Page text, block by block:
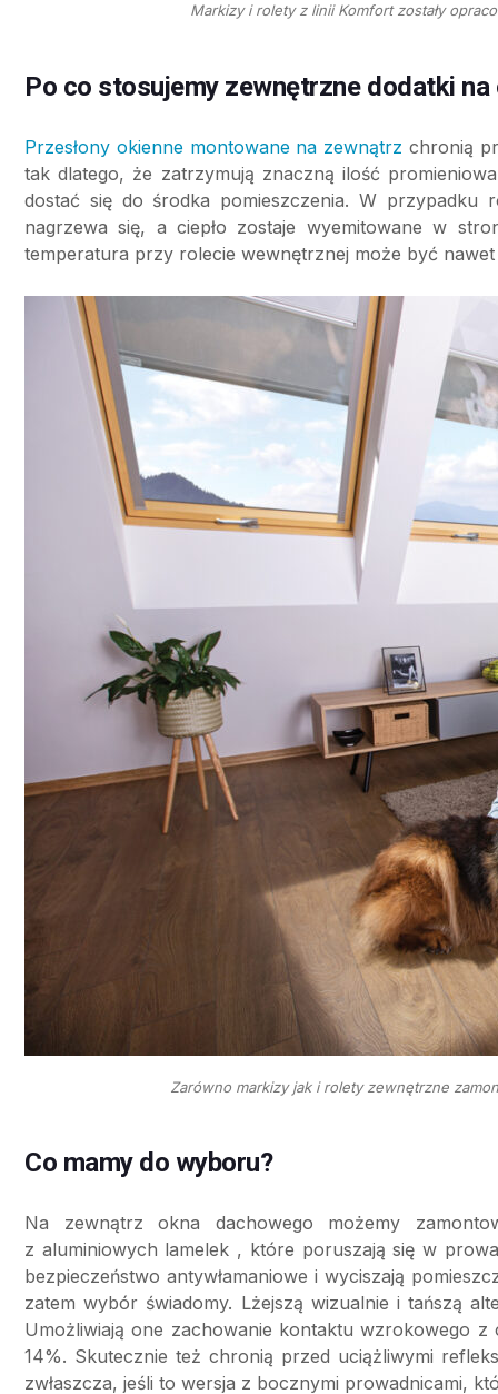
Markizy i rolety z linii Komfort zostały
Po co stosujemy zewnętrzne dodatki
Przesłony okienne montowane na zewnątrz chronią
tak dlatego, że zatrzymują znaczną ilość
dostać się do środka pomieszczenia. W
nagrzewa się, a ciepło zostaje wyemitowane w
temperatura przy rolecie wewnętrznej może być
Zarówno markizy jak i rolety zewnętrzne
Co mamy do wyboru?
Na zewnątrz okna dachowego możemy
z aluminiowych lamelek , które poruszają się w
bezpieczeństwo antywłamaniowe i wyciszają
zatem wybór świadomy. Lżejszą wizualnie i tańszą
Umożliwiają one zachowanie kontaktu wzrokowego
14%. Skutecznie też chronią przed uciążliwymi
zwłaszcza, jeśli to wersja z bocznymi prowadnicami,